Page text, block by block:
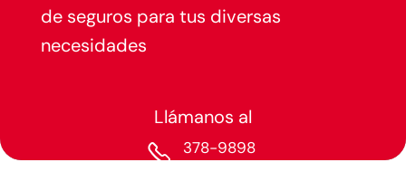
de seguros para tus diversas
necesidades
Llámanos al
 378-9898